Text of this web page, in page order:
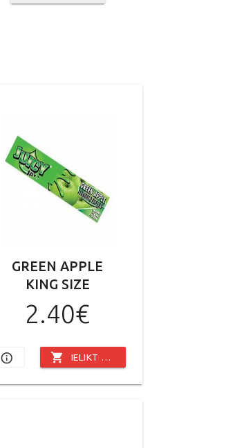
GREEN APPLE
KING SIZE
2.40€
info_outline shopping_cart IELIKT GROZĀ